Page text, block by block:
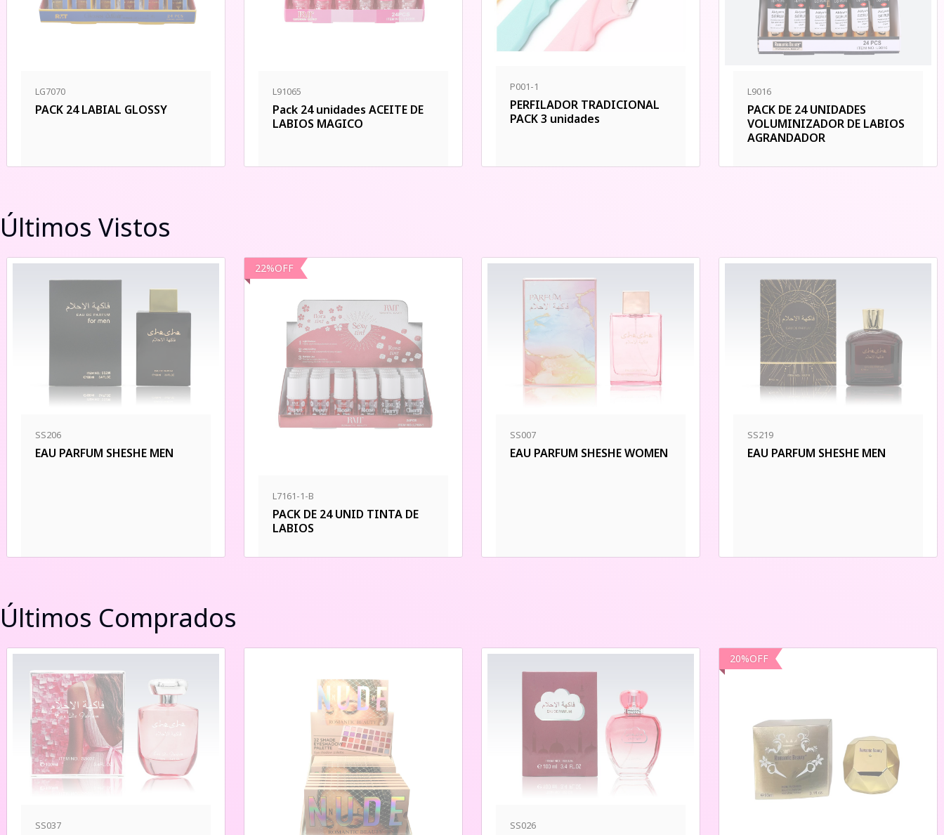
LG7070
PACK 24 LABIAL GLOSSY
L91065
Pack 24 unidades ACEITE DE
LABIOS MAGICO
P001-1
PERFILADOR TRADICIONAL
PACK 3 unidades
L9016
PACK DE 24 UNIDADES
VOLUMINIZADOR DE LABIOS
AGRANDADOR
Últimos Vistos
SS206
EAU PARFUM SHESHE MEN
22%OFF
L7161-1-B
PACK DE 24 UNID TINTA DE
LABIOS
SS007
EAU PARFUM SHESHE WOMEN
SS219
EAU PARFUM SHESHE MEN
Últimos Comprados
SS037 SS026
20%OFF